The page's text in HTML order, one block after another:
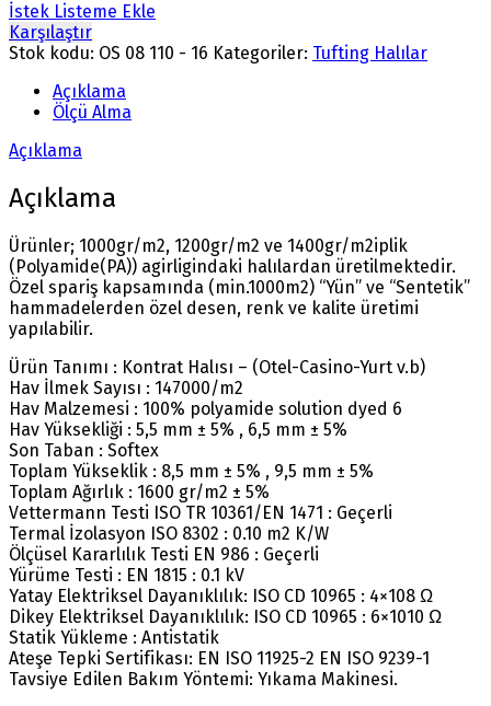
İstek Listeme Ekle
Karşılaştır
Stok kodu: OS 08 110 - 16 Kategoriler: Tufting Halılar
Açıklama
Ölçü Alma
Açıklama
Açıklama
Ürünler; 1000gr/m2, 1200gr/m2 ve 1400gr/m2iplik
(Polyamide(PA)) agirligindaki halılardan üretilmektedir.
Özel spariş kapsamında (min.1000m2) “Yün” ve “Sentetik”
hammadelerden özel desen, renk ve kalite üretimi
yapılabilir.
Ürün Tanımı : Kontrat Halısı – (Otel-Casino-Yurt v.b)
Hav İlmek Sayısı : 147000/m2
Hav Malzemesi : 100% polyamide solution dyed 6
Hav Yüksekliği : 5,5 mm ± 5% , 6,5 mm ± 5%
Son Taban : Softex
Toplam Yükseklik : 8,5 mm ± 5% , 9,5 mm ± 5%
Toplam Ağırlık : 1600 gr/m2 ± 5%
Vettermann Testi ISO TR 10361/EN 1471 : Geçerli
Termal İzolasyon ISO 8302 : 0.10 m2 K/W
Ölçüsel Kararlılık Testi EN 986 : Geçerli
Yürüme Testi : EN 1815 : 0.1 kV
Yatay Elektriksel Dayanıklılık: ISO CD 10965 : 4×108 Ω
Dikey Elektriksel Dayanıklılık: ISO CD 10965 : 6×1010 Ω
Statik Yükleme : Antistatik
Ateşe Tepki Sertifikası: EN ISO 11925-2 EN ISO 9239-1
Tavsiye Edilen Bakım Yöntemi: Yıkama Makinesi.